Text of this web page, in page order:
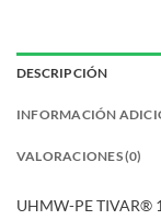
DESCRIPCIÓN
INFORMACIÓN
VALORACIONES (0)
UHMW-PE TIVAR®